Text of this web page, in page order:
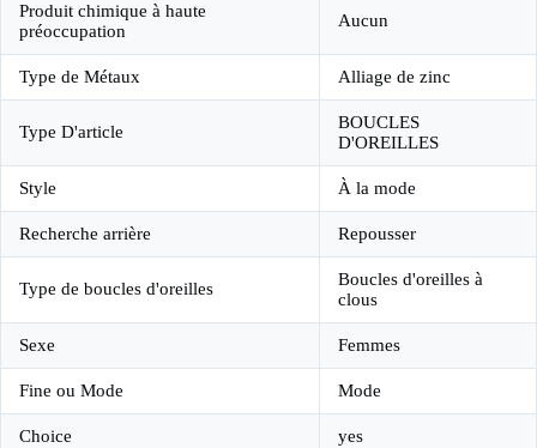
Produit chimique à haute
préoccupation
Aucun
Type de Métaux Alliage de zinc
Type D'article
BOUCLES
D'OREILLES
Style À la mode
Recherche arrière Repousser
Type de boucles d'oreilles
Boucles d'oreilles à
clous
Sexe Femmes
Fine ou Mode Mode
Choice yes